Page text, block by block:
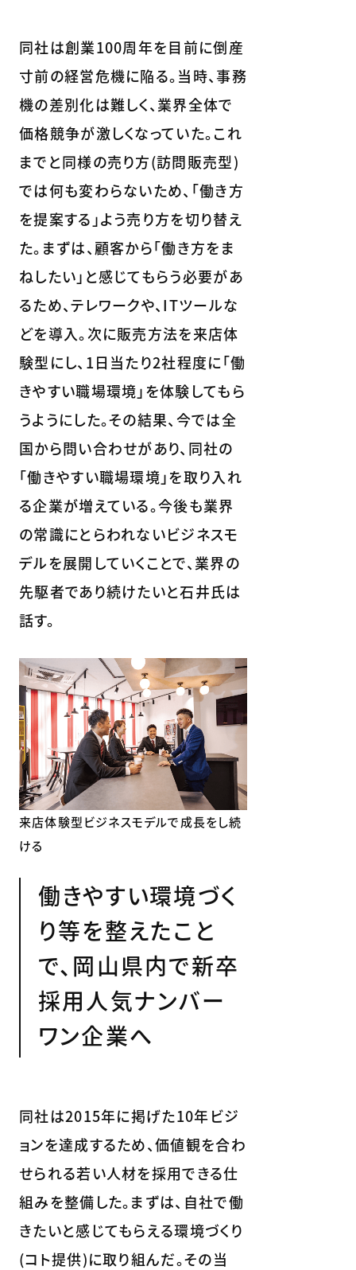
同社は創業100周年を目前に倒産
寸前の経営危機に陥る。当時、事務
機の差別化は難しく、業界全体で
価格競争が激しくなっていた。これ
までと同様の売り方(訪問販売型)
では何も変わらないため、「働き方
を提案する」よう売り方を切り替え
た。まずは、顧客から「働き方をま
ねしたい」と感じてもらう必要があ
るため、テレワークや、ITツールな
どを導入。次に販売方法を来店体
験型にし、1日当たり2社程度に「働
きやすい職場環境」を体験してもら
うようにした。その結果、今では全
国から問い合わせがあり、同社の
「働きやすい職場環境」を取り入れ
る企業が増えている。今後も業界
の常識にとらわれないビジネスモ
デルを展開していくことで、業界の
先駆者であり続けたいと石井氏は
話す。
来店体験型ビジネスモデルで成長をし続
ける
働きやすい環境づく
り等を整えたこと
で、岡山県内で新卒
採用人気ナンバー
ワン企業へ
同社は2015年に掲げた10年ビジ
ョンを達成するため、価値観を合わ
せられる若い人材を採用できる仕
組みを整備した。まずは、自社で働
きたいと感じてもらえる環境づくり
(コト提供)に取り組んだ。その当